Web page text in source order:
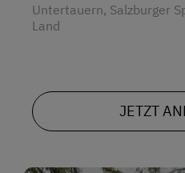
Untertauern, Salzburger
Land
JETZT